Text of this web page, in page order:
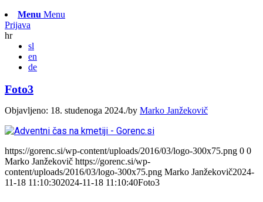
Menu Menu
Prijava
hr
sl
en
de
Foto3
Objavljeno: 18. studenoga 2024./by Marko Janžekovič
https://gorenc.si/wp-content/uploads/2016/03/logo-300x75.png 0 0
Marko Janžekovič https://gorenc.si/wp-
content/uploads/2016/03/logo-300x75.png Marko Janžekovič2024-
11-18 11:10:302024-11-18 11:10:40Foto3